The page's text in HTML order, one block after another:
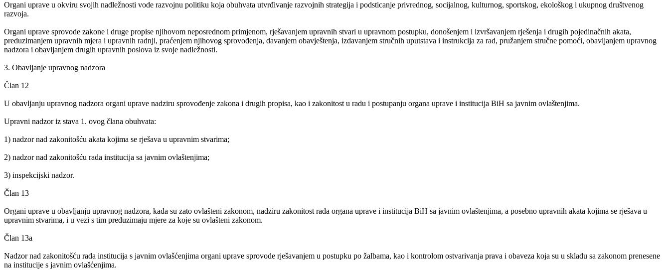
Organi uprave u okviru svojih nadležnosti vode razvojnu politiku koja obuhvata utvrđivanje razvojnih strategija i podsticanje privrednog, socijalnog, kulturnog, sportskog, ekološkog i ukupnog društvenog
razvoja.
Organi uprave sprovode zakone i druge propise njihovom neposrednom primjenom, rješavanjem upravnih stvari u upravnom postupku, donošenjem i izvršavanjem rješenja i drugih pojedinačnih akata,
preduzimanjem upravnih mjera i upravnih radnji, praćenjem njihovog sprovođenja, davanjem obavještenja, izdavanjem stručnih uputstava i instrukcija za rad, pružanjem stručne pomoći, obavljanjem upravnog
nadzora i obavljanjem drugih upravnih poslova iz svoje nadležnosti.
3. Obavljanje upravnog nadzora
Član 12
U obavljanju upravnog nadzora organi uprave nadziru sprovođenje zakona i drugih propisa, kao i zakonitost u radu i postupanju organa uprave i institucija BiH sa javnim ovlaštenjima.
Upravni nadzor iz stava 1. ovog člana obuhvata:
1) nadzor nad zakonitošću akata kojima se rješava u upravnim stvarima;
2) nadzor nad zakonitošću rada institucija sa javnim ovlaštenjima;
3) inspekcijski nadzor.
Član 13
Organi uprave u obavljanju upravnog nadzora, kada su zato ovlašteni zakonom, nadziru zakonitost rada organa uprave i institucija BiH sa javnim ovlaštenjima, a posebno upravnih akata kojima se rješava u
upravnim stvarima, i u vezi s tim preduzimaju mjere za koje su ovlašteni zakonom.
Član 13a
Nadzor nad zakonitošću rada institucija s javnim ovlašćenjima organi uprave sprovode rješavanjem u postupku po žalbama, kao i kontrolom ostvarivanja prava i obaveza koja su u skladu sa zakonom prenesene
na institucije s javnim ovlašćenjima.